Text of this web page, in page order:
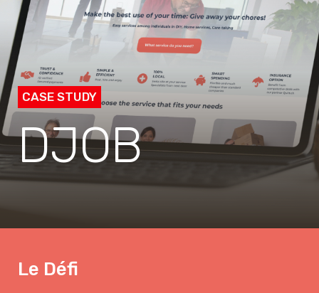
CASE STUDY
DJOB
Le Défi